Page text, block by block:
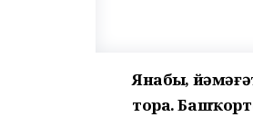
Янабыҙ,
тора.